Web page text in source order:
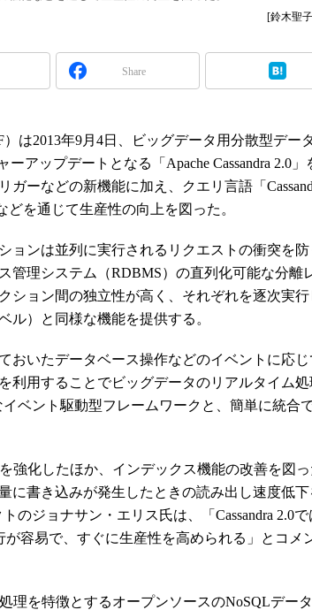
[鈴木聖子
Share
）は2013年9月4日、ビッグデータ用分散型デー
アップデートとなる「Apache Cassandra 2.0」
ガーなどの新機能に加え、クエリ言語「
どを通じて生産性の向上を図った。
ョンは並列に実行されるリクエストの衝突を防
管理システム（RDBMS）の直列化可能な分離
ション間の独立性が高く、それぞれを逐次実行
ル）と同様な機能を提供する。
おいたデータベース操作などのイベントに応じ
利用することでビッグデータのリアルタイム処
ベント駆動型フレームワークと、簡単に統合
化したほか、インデックス機能の改善を図っ
に書き込みが発生したときの読み出し速度低
のジョナサン・エリス氏は、「Cassandra 2.0で
容易で、すぐに生産性を高められる」とコメ
理を特徴とするオープンソースのNoSQLデー